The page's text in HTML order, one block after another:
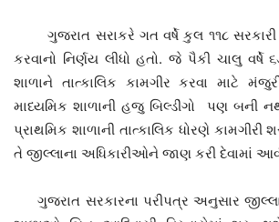
ગુજરાત સરાકરે ગત વર્ષે કુલ ૧૧૮ સરકારી
કરવાનો નિર્ણય લીધો હતો. જે પૈકી ચાલુ વર્ષે
શાળાને તાત્કાલિક કામગીર કરવા માટે
માધ્યમિક શાળાની હજુ બિલ્ડીંગો પણ બની
પ્રાથમિક શાળાની તાત્કાલિક ધોરણે
તે જીલ્લાના અધિકારીઓને જાણ કરી દેવામાં
ગુજરાત સરકારના પરીપત્ર અનુસાર